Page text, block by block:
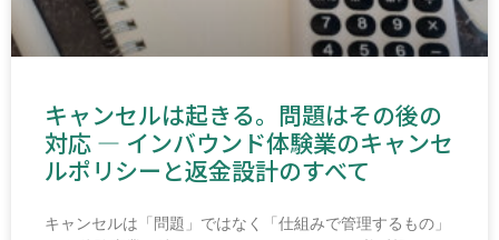
キャンセルは起きる。問題はその後の
対応 ― インバウンド体験業のキャンセ
ルポリシーと返金設計のすべて
キャンセルは「問題」ではなく「仕組みで管理するもの」